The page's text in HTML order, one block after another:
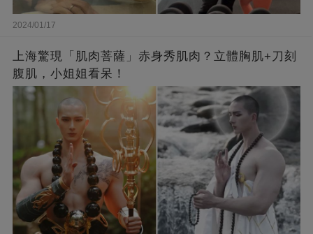
2024/01/17
上海驚現「肌肉菩薩」赤身秀肌肉？立體胸肌+刀刻
腹肌，小姐姐看呆！